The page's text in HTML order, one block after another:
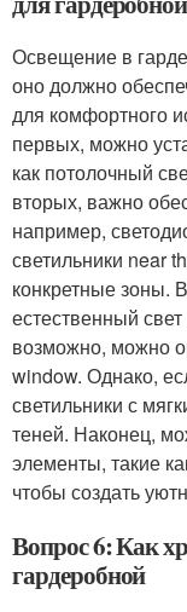
Освещение в
оно должно
для комфортного
первых, можно
как потолочный
вторых, важно
например,
светильники near
конкретные зоны.
естественный
возможно, можно
window. Однако,
светильники с
теней. Наконец,
элементы, такие
чтобы создать
Вопрос 6: Как
гардеробной